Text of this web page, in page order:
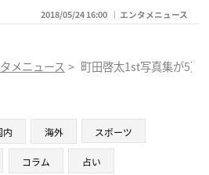
2018/05/24 16:00 エンタメニュース
メニュース > 町田啓太1st写真集が5
内 海外 スポーツ
コラム 占い